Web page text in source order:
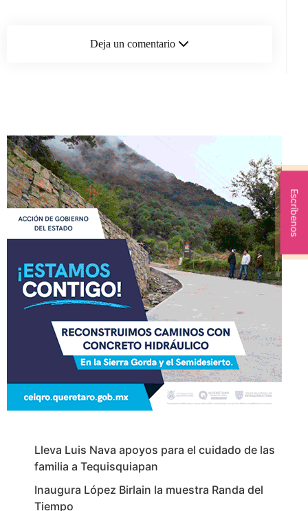
Deja un comentario
Lleva Luis Nava apoyos para el cuidado de las
familia a Tequisquiapan
Inaugura López Birlain la muestra Randa del
Tiempo
Escríbenos